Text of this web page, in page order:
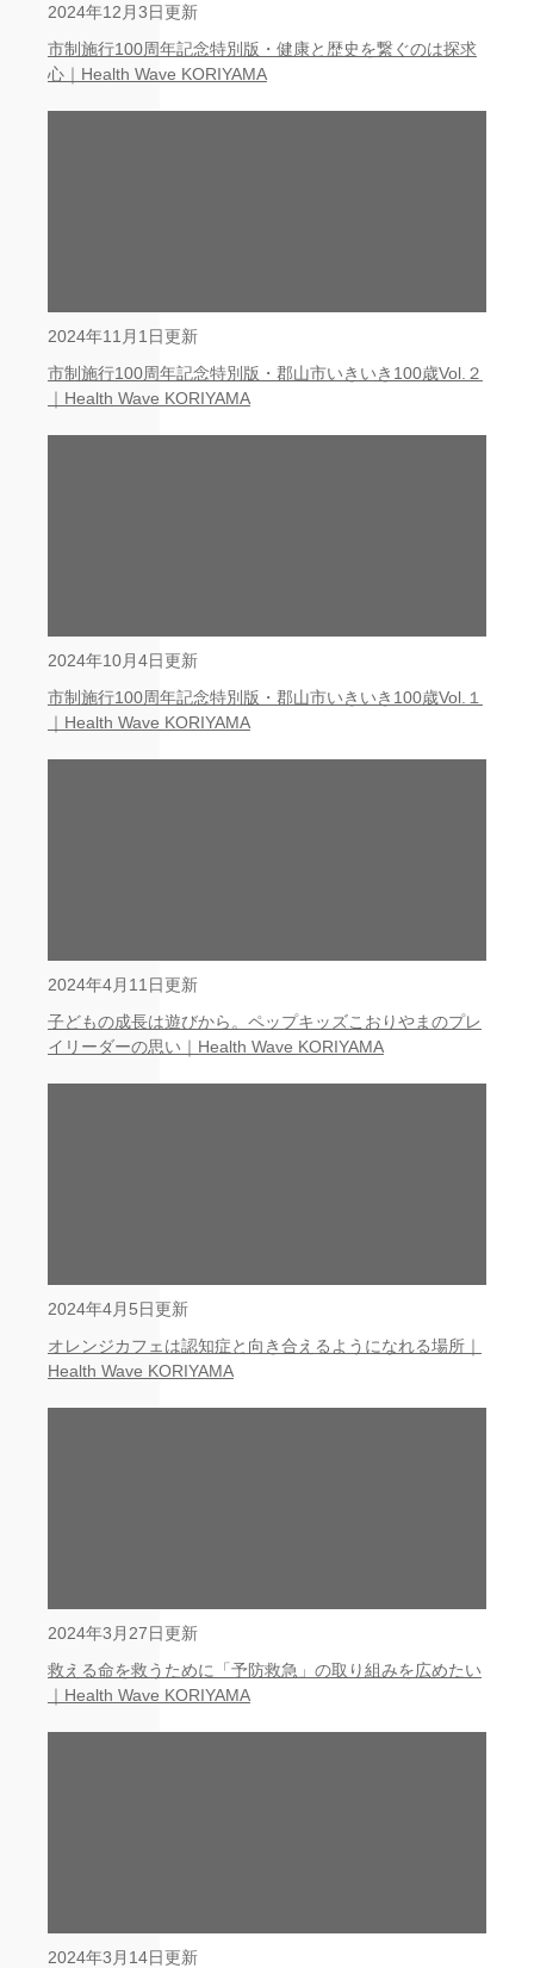
2024年12月3日更新
市制施行100周年記念特別版・健康と歴史を繋ぐのは探求
心｜Health Wave KORIYAMA
2024年11月1日更新
市制施行100周年記念特別版・郡山市いきいき100歳Vol.２
｜Health Wave KORIYAMA
2024年10月4日更新
市制施行100周年記念特別版・郡山市いきいき100歳Vol.１
｜Health Wave KORIYAMA
2024年4月11日更新
子どもの成長は遊びから。ペップキッズこおりやまのプレ
イリーダーの思い｜Health Wave KORIYAMA
2024年4月5日更新
オレンジカフェは認知症と向き合えるようになれる場所｜
Health Wave KORIYAMA
2024年3月27日更新
救える命を救うために「予防救急」の取り組みを広めたい
｜Health Wave KORIYAMA
2024年3月14日更新